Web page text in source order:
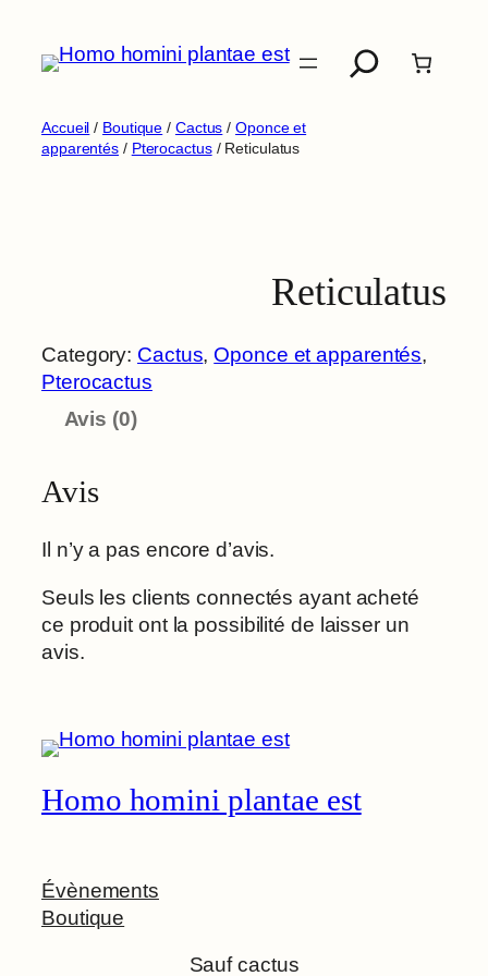
contenu
Accueil / Boutique / Cactus /Oponce et
apparentés / Pterocactus/ Reticulatus
Reticulatus
Category: Cactus, Oponce et apparentés
Pterocactus
Avis (0)
Avis
Il n’y a pas encore d’avis.
Seuls les clients connectés ayant acheté
ce produit ont la possibilité de laisser un
avis.
Homo homini plantae est
Évènements
Boutique
Sauf cactus